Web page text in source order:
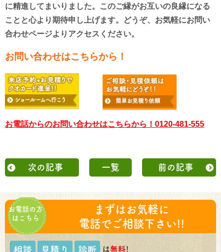
に精進してまいりました。このご縁がお互いの良縁になる
ことと心より期待申し上げます。
どうぞ、お気軽にお問い
合わせページよりアクセスください。
お問い合わせはこちらから！
お電話からのお問い合わせはこちらから！0120-481-555
次の記事 一覧 前の記事
お電話の方
はこちら
まずはお気軽に
電話でご相談下さい!!
相談 見積り 診断 は無料!